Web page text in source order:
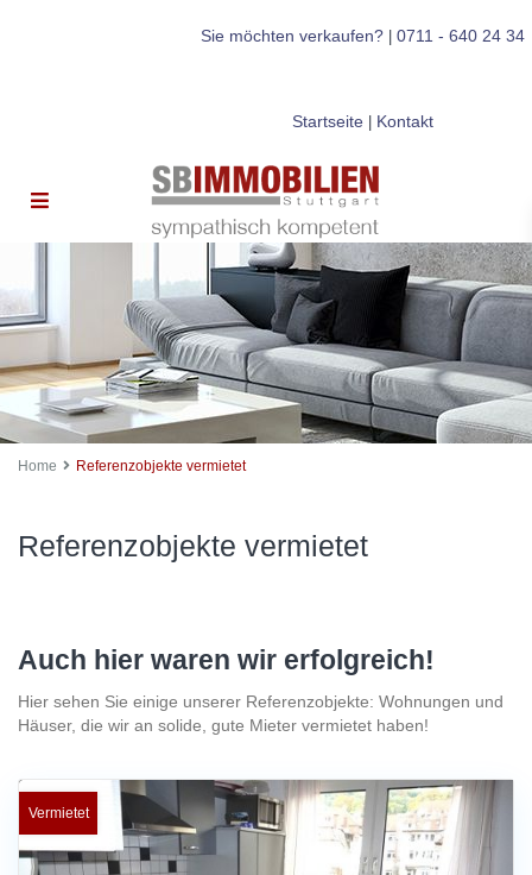
Sie möchten verkaufen?| 0711 - 640 24 34
Startseite| Kontakt
Home Referenzobjekte vermietet
Referenzobjekte vermietet
Auch hier waren wir erfolgreich!
Hier sehen Sie einige unserer Referenzobjekte: Wohnungen und
Häuser, die wir an solide, gute Mieter vermietet haben!
Vermietet